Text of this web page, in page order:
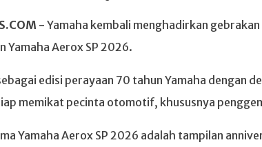
-Yamaha kembali menghadirkan
Yamaha Aerox SP 2026.
edisi perayaan 70 tahun Yamaha dengan
memikat pecinta otomotif, khususnya
Yamaha Aerox SP 2026 adalah tampilan